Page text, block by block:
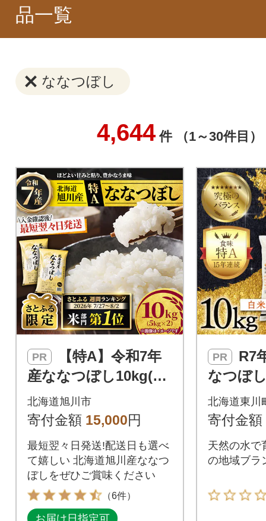
品一覧
ななつぼし
4,644件 （1～30件目）
PR
産ななつぼし10kg(5k
g×2)北海道旭川産 米
お米【さとふる限
北海道旭川市
寄付金額 15,000円
最短翌々日発送!配送日も選べ
て嬉しい 北海道旭川産ななつ
ぼしをぜひご賞味ください
（6件）
PR
なつぼ
g(9月中
【
北海道東川
寄付金額
天然の水で
の地域ブラ